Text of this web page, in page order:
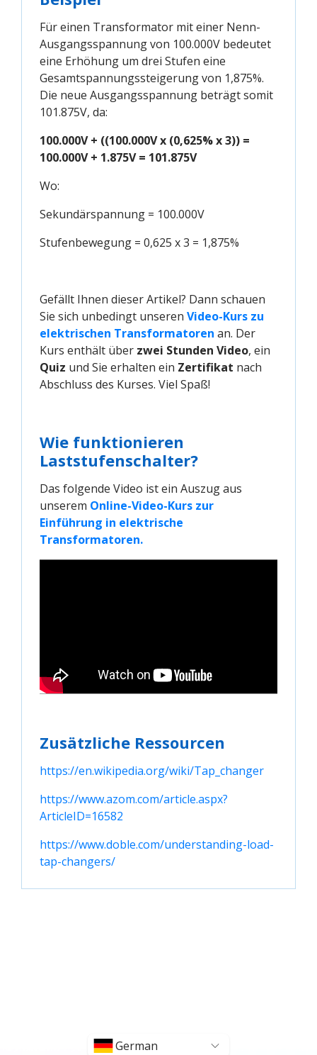
Für einen Transformator mit einer Nenn-
Ausgangsspannung von 100.000V bedeutet
eine Erhöhung um drei Stufen eine
Gesamtspannungssteigerung von 1,875%.
Die neue Ausgangsspannung beträgt somit
101.875V, da:
100.000V + ((100.000V x (0,625% x 3)) =
100.000V + 1.875V = 101.875V
Wo:
Sekundärspannung = 100.000V
Stufenbewegung = 0,625 x 3 = 1,875%
Gefällt Ihnen dieser Artikel? Dann schauen
Sie sich unbedingt unseren Video-Kurs zu
elektrischen Transformatoren an. Der
Kurs enthält über zwei Stunden Video, ein
Quiz und Sie erhalten ein Zertifikat nach
Abschluss des Kurses. Viel Spaß!
Wie funktionieren
Laststufenschalter?
Das folgende Video ist ein Auszug aus
unserem Online-Video-Kurs zur
Einführung in elektrische
Transformatoren.
Zusätzliche Ressourcen
https://en.wikipedia.org/wiki/Tap_changer
https://www.azom.com/article.aspx?
ArticleID=16582
https://www.doble.com/understanding-load-
tap-changers/
German